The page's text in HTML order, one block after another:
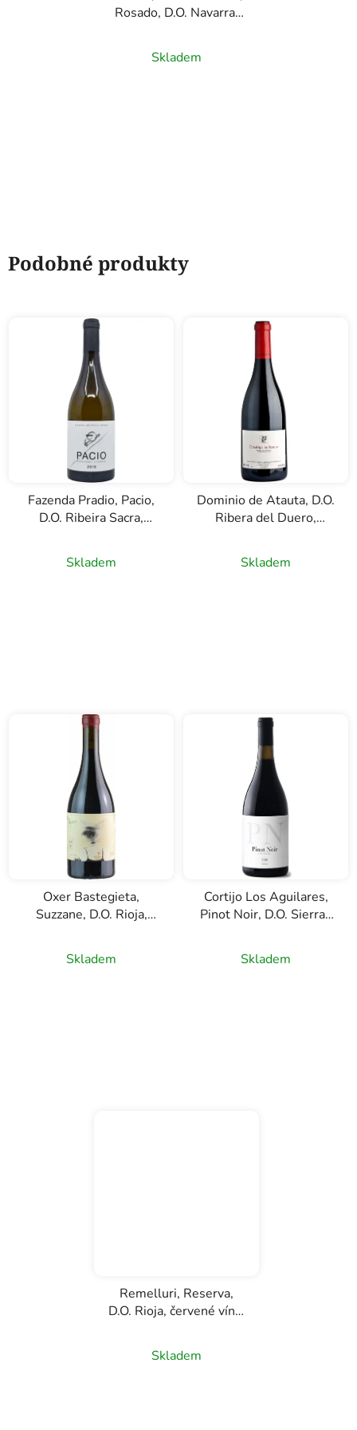
Rosado, D.O. Navarra,
Skladem
Podobné produkty
Fazenda Pradio, Pacio,
D.O. Ribeira Sacra,
Skladem
Dominio de Atauta, D.O.
Ribera del Duero,
Skladem
Oxer Bastegieta,
Suzzane, D.O. Rioja,
Skladem
Cortijo Los Aguilares,
Pinot Noir, D.O. Sierras
víno, 0,75l
Skladem
Remelluri, Reserva,
D.O. Rioja, červené víno,
Skladem